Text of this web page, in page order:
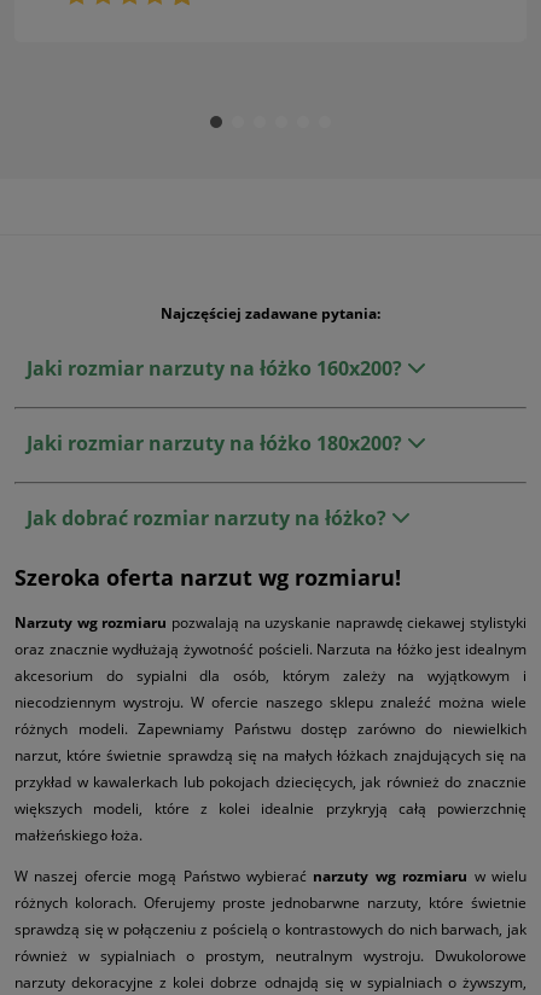
Najczęściej zadawane pytania:
Jaki rozmiar narzuty na łóżko 160x200?
Jaki rozmiar narzuty na łóżko 180x200?
Jak dobrać rozmiar narzuty na łóżko?
Szeroka oferta narzut wg rozmiaru!
Narzuty wg rozmiaru pozwalają na uzyskanie naprawdę ciekawej stylistyki
oraz znacznie wydłużają żywotność pościeli. Narzuta na łóżko jest idealnym
akcesorium do sypialni dla osób, którym zależy na wyjątkowym i
niecodziennym wystroju. W ofercie naszego sklepu znaleźć można wiele
różnych modeli. Zapewniamy Państwu dostęp zarówno do niewielkich
narzut, które świetnie sprawdzą się na małych łóżkach znajdujących się na
przykład w kawalerkach lub pokojach dziecięcych, jak również do znacznie
większych modeli, które z kolei idealnie przykryją całą powierzchnię
małżeńskiego łoża.
W naszej ofercie mogą Państwo wybierać narzuty wg rozmiaru w wielu
różnych kolorach. Oferujemy proste jednobarwne narzuty, które świetnie
sprawdzą się w połączeniu z pościelą o kontrastowych do nich barwach, jak
również w sypialniach o prostym, neutralnym wystroju. Dwukolorowe
narzuty dekoracyjne z kolei dobrze odnajdą się w sypialniach o żywszym,